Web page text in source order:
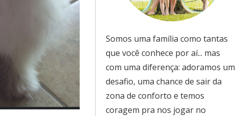
Somos uma família como tantas
que você conhece por aí... mas
com uma diferença: adoramos um
desafio, uma chance de sair da
zona de conforto e temos
coragem pra nos jogar no